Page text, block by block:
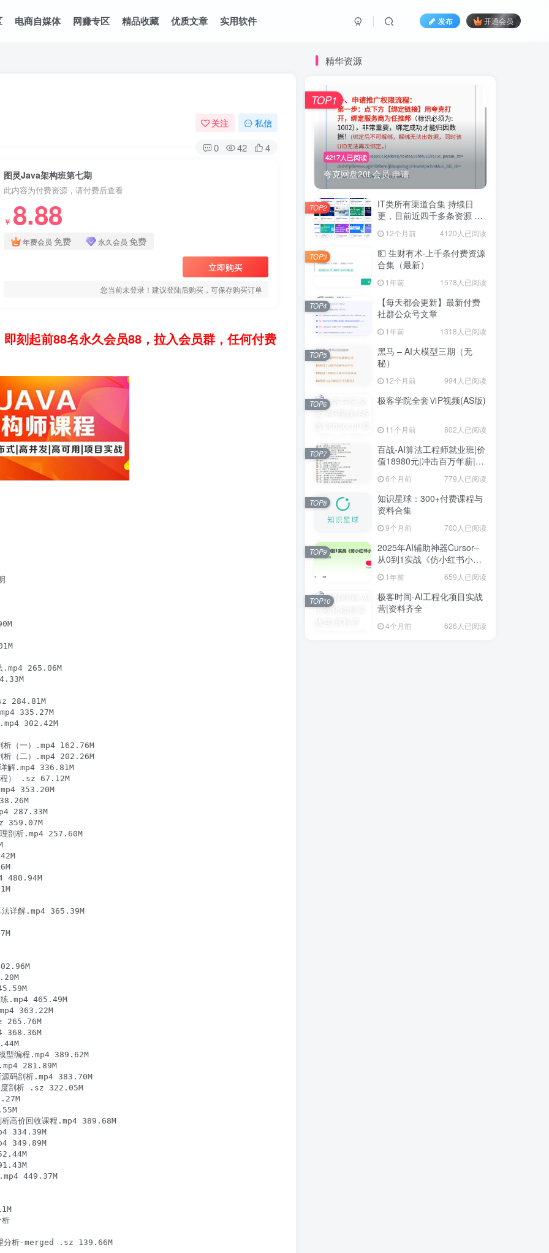
电商自媒体 网赚专区 精品收藏 优质文章 实用软件 发布 开通会员
关注 私信
0 42 4
图灵Java架构班第七期
此内容为付费资源，请付费后查看
￥ 8.88
年费会员 免费 永久会员 免费
立即购买
您当前未登录！建议登陆后购买，可保存购买订单
刻起前88名永久会员88，拉入会员群，任何付费
精华资源
4217人已阅读
夸克网盘20t 会员 申请
TOP1
IT类所有渠道合集 持续日
更，目前近四千多条资源 年
12个月前 4120人已阅读
TOP2
💵 生财有术·上千条付费资源
合集（最新）
1年前 1578人已阅读
TOP3
【每天都会更新】最新付费
社群公众号文章
1年前 1318人已阅读
TOP4
黑马 – AI大模型三期（无
秘）
12个月前 994人已阅读
TOP5
极客学院全套ⅥP视频(AS版)
11个月前 802人已阅读
TOP6
百战-AI算法工程师就业班|价
值18980元|冲击百万年薪|完
结无秘
6个月前 779人已阅读
TOP7
知识星球：300+付费课程与
资料合集
9个月前 700人已阅读
TOP8
2025年AI辅助神器Cursor–
从0到1实战《仿小红书小程
序》1年前 659人已阅读
TOP9
极客时间-AI工程化项目实战
营|资料齐全
4个月前 626人已阅读
TOP10